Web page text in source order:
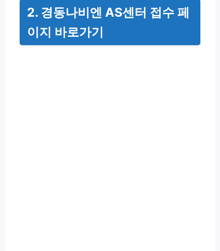
2. 경동나비엔 AS센터 접수 페
이지 바로가기